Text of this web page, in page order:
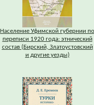
Население Уфимской губернии по
переписи 1920 года: этнический
состав (Бирский, Златоустовский
и другие уезды)